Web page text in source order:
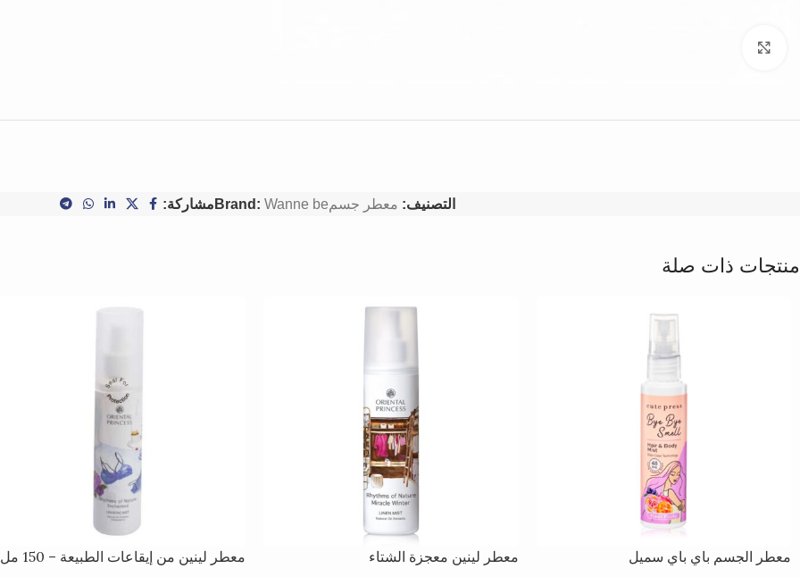
التصنيف: معطر جسم Brand: Wanne be مشاركة:
منتجات ذات صلة
معطر الجسم باي باي سميل معطر لينين معجزة الشتاء معطر لينين من إيقاعات الطبيعة – 150 مل